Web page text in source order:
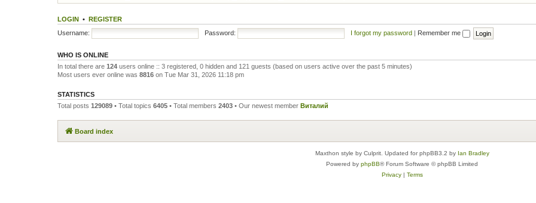
LOGIN • REGISTER
Username:
Password: I forgot my password | Remember me
WHO IS ONLINE
In total there are 124 users online :: 3 registered, 0 hidden and 121 guests (based on users active over the past 5 minutes)
Most users ever online was 8816 on Tue Mar 31, 2026 11:18 pm
STATISTICS
Total posts 129089 • Total topics 6405 • Total members 2403 • Our newest member Виталий
Board index
Maxthon style by Culprit. Updated for phpBB3.2 by Ian Bradley
Powered by phpBB® Forum Software © phpBB Limited
Privacy| Terms